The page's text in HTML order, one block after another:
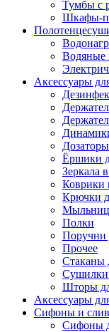
Тумбы с
Шкафы-
Водяные
Аксессуары
Ёршики
Зеркала
Коврики
Крючки
Полки
Поручни
Прочее
Стаканы
Сушилки
Шторы
Аксессуары
Сифоны и
Сифоны